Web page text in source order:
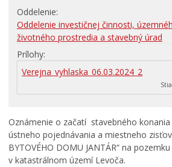
Zamestnanie v samospráve
Životné prostredie a odpady
Oddelenie
Oddelenie investičnej činnosti,
životného prostredia a stavebný úrad
Prílohy
Verejna_vyhlaska_06.03.2024_2
Oznámenie o začatí stavebného
ústneho pojednávania a miestneho
BYTOVÉHO DOMU JANTÁR“ na
v katastrálnom území Levoča.